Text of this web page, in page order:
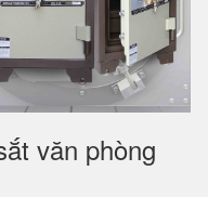
văn phòng